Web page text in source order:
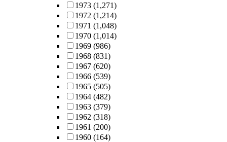
1973 (1,271)
1972 (1,214)
1971 (1,048)
1970 (1,014)
1969 (986)
1968 (831)
1967 (620)
1966 (539)
1965 (505)
1964 (482)
1963 (379)
1962 (318)
1961 (200)
1960 (164)